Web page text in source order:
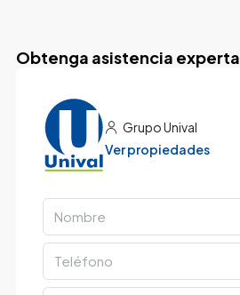
Obtenga asistencia experta
Grupo Unival
Ver propiedades